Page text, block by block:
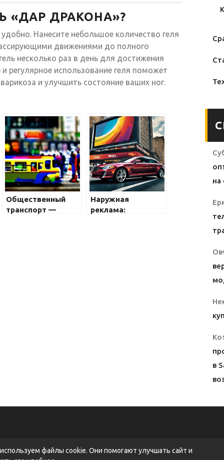
«ДАР ДРАКОНА»?
Нанесите небольшое количество геля
движениями до полного
несколько раз в день для достижения
регулярное использование геля поможет
и улучшить состояние ваших ног.
Общественный
транспорт —
Наружная
реклама:
на
в
файлы cookie. Они помогают улучшать сайт и